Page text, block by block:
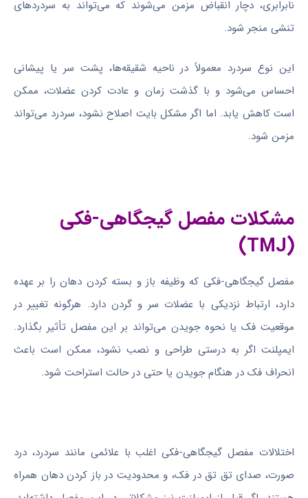
نابرابری، دچار انقباض مزمن می‌شوند که می‌تواند به سردردهای
تنشی منجر شود.
این نوع سردرد معمولاً در ناحیه شقیقه‌ها، پشت سر یا پیشانی
احساس می‌شود و با گذشت زمان و عادت کردن عضلات، ممکن
است کاهش یابد. اما اگر مشکل بایت اصلاح نشود، سردرد می‌تواند
مزمن شود.
مشکلات مفصل گیجگاهی-فکی
(TMJ)
مفصل گیجگاهی-فکی که وظیفه باز و بسته کردن دهان را بر عهده
دارد، ارتباط نزدیکی با عضلات سر و گردن دارد. هرگونه تغییر در
موقعیت فک یا نحوه جویدن می‌تواند بر این مفصل تأثیر بگذارد.
ایمپلنت اگر به درستی طراحی و نصب نشود، ممکن است باعث
انحراف فک در هنگام جویدن یا حتی در حالت استراحت شود.
اختلالات مفصل گیجگاهی-فکی اغلب با علائمی مانند سردرد، درد
صورت، صدای تق تق در فک، و محدودیت در باز کردن دهان همراه